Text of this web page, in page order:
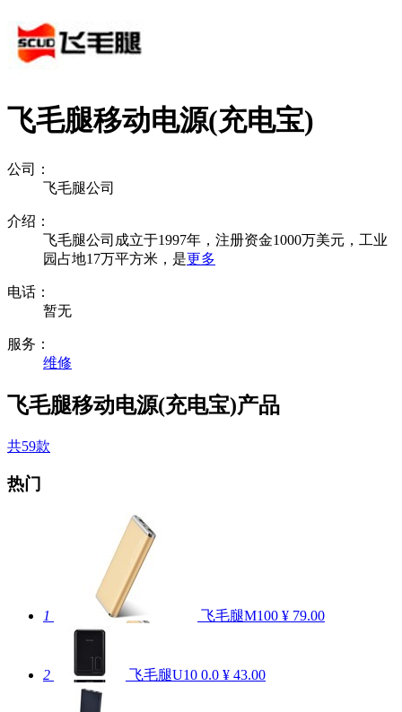
飞毛腿移动电源(充电宝)
公司：
飞毛腿公司
介绍：
飞毛腿公司成立于1997年，注册资金1000万美元，工业
园占地17万平方米，是更多
电话：
暂无
服务：
维修
飞毛腿移动电源(充电宝)产品
共59款
热门
1 飞毛腿M100 ¥ 79.00
2 飞毛腿U10 0.0 ¥ 43.00